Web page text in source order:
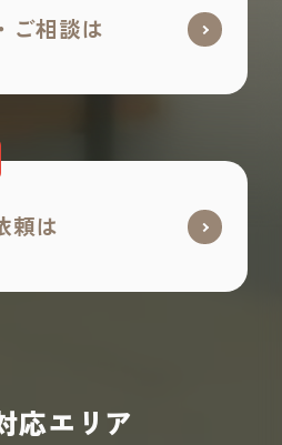
ご相談は
頼は
応エリア